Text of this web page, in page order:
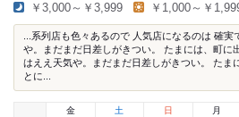
￥3,000～￥3,999 ￥1,000～￥
...系列店も色々あるので 人気店になるのは 確
や。まだまだ日差しがきつい。 たまには、町に
はええ天気や。まだまだ日差しがきつい。 たま
とに...
金
土 日 月